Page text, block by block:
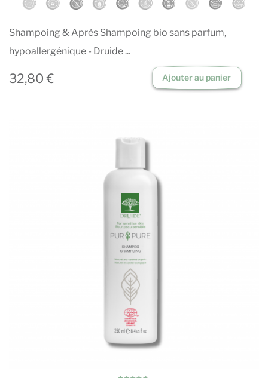
Shampoing & Après Shampoing bio sans parfum,
hypoallergénique - Druide ...
32,80 € Ajouter au panier